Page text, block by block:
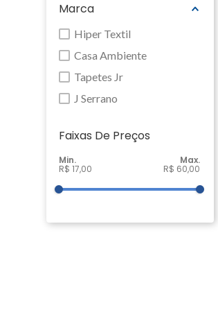
Marca
Hiper Textil
Casa Ambiente
Tapetes Jr
J Serrano
Faixas De Preço
R$ 17,00 R$ 60,00